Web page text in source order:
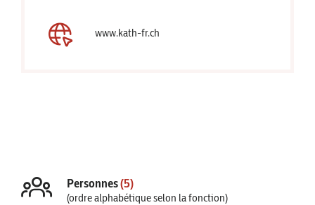
www.kath-fr.ch
Personnes(5)
(ordre alphabétique selon la fonction)